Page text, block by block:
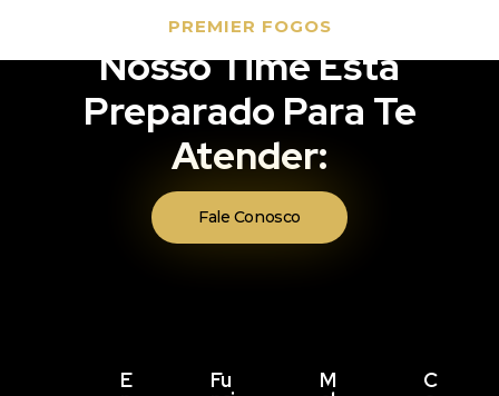
PREMIER FOGOS
Nosso Time Está
Preparado Para Te
Atender:
Fale Conosco
E Fu M C